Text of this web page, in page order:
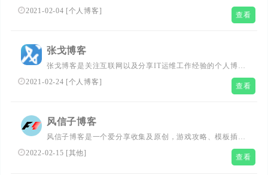
2021-02-04 [个人博客] 查看
张戈博客
张戈博客是关注互联网以及分享IT运维工作经验的个人博
客，由系统运维、脚本编程以及资源分享等分类组成，涵盖
了操作系统教程、运维经验、脚本语言以及网络资源等。...
2021-02-24 [个人博客] 查看
风信子博客
风信子博客是一个爱分享收集及原创，游戏攻略、模板插
件、精品资源分享、记录生活点滴的网站。
2022-02-15 [其他] 查看